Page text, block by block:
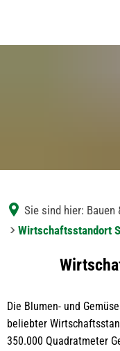
Sie sind hier: Bauen
Wirtschaftsstandort
Die Blumen- und
beliebter
350.000 Quadratmeter